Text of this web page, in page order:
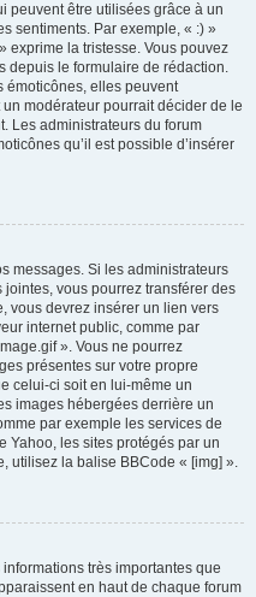
peuvent être utilisées grâce à un
sentiments. Par exemple, « :) »
exprime la tristesse. Vous pouvez
depuis le formulaire de rédaction.
émoticônes, elles peuvent
modérateur pourrait décider de le
Les administrateurs du forum
qu’il est possible d’insérer
messages. Si les administrateurs
vous pourrez transférer des
vous devrez insérer un lien vers
internet public, comme par
». Vous ne pourrez
présentes sur votre propre
celui-ci soit en lui-même un
images hébergées derrière un
par exemple les services de
Yahoo, les sites protégés par un
utilisez la balise BBCode « [img] ».
très importantes que
en haut de chaque forum